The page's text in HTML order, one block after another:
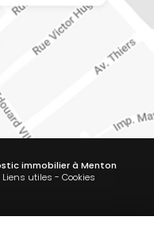
immobilier à Menton